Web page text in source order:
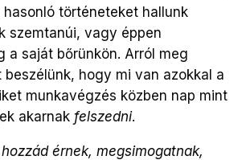
történeteket hallunk
szemtanúi, vagy éppen
a saját bőrünkön. Arról meg
hogy mi van azokkal a
munkavégzés közben nap mint
akarnak felszedni.
érnek, megsimogatnak,